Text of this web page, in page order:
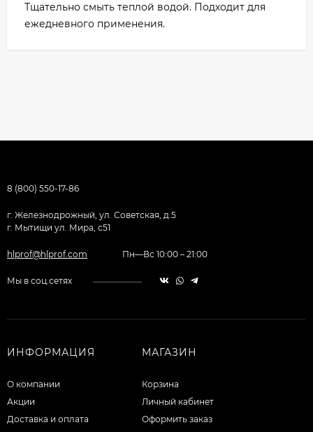
Тщательно смыть теплой водой. Подходит для
ежедневного применения.
8 (800) 550-17-86
г. Железнодрожный, ул. Советская, д.5
г. Мытищи ул. Мира, с51
hlprof@hlprof.com Пн—Вс 10:00 – 21:00
Мы в соц.сетях
ИНФОРМАЦИЯ
О компании
Акции
Доставка и оплата
МАГАЗИН
Корзина
Личный кабинет
Оформить заказ